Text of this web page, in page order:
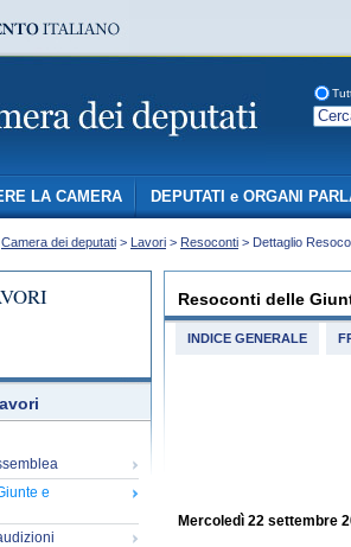
LA CAMERA DEPUTATI e ORGANI
Camera dei deputati > Lavori > Resoconti > Dettaglio
e
Resoconti delle
INDICE GENERALE
Mercoledì 22 settembre